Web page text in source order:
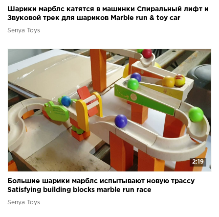
Шарики марблс катятся в машинки Спиральный лифт и
Звуковой трек для шариков Marble run & toy car
Senya Toys
2:19
Большие шарики марблс испытывают новую трассу
Satisfying building blocks marble run race
Senya Toys